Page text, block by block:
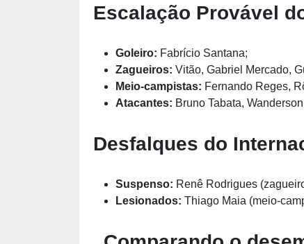
Escalação Provável
Goleiro: Fabrício Santana;
Zagueiros: Vitão, Gabriel Mercado,
Meio-campistas: Fernando Reges,
Atacantes: Bruno Tabata,
Desfalques do
Suspenso: Renê Rodrigues
Lesionados: Thiago Maia (meio-